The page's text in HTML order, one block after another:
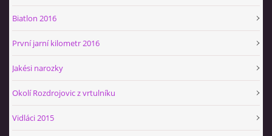
Biatlon 2016
První jarní kilometr 2016
Jakési narozky
Okolí Rozdrojovic z vrtulníku
Vidláci 2015